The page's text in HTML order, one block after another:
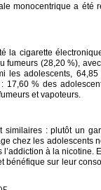
monocentrique a été
la cigarette
fumeurs (28,20 %),
adolescents,
% des
et vapoteurs.
: plutôt un
chez les adolescents
à la nicotine.
bénéfique sur leur